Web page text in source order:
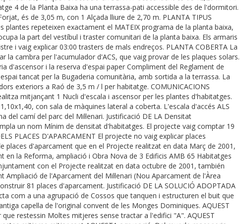
4 de la Planta Baixa ha una terrassa-pati accessible des de l'dormitori.
és de 3,05 m, con 1 Alçada lliure de 2,70 m. PLANTA TIPUS
plantes repeteixen exactament el MATEIX programa de la planta baixa,
la part del vestíbul i traster comunitari de la planta baixa. Els armaris
i vaig explicar 03:00 trasters de mals endreços. PLANTA COBERTA La
la cambra per l'acumulador d'ACS, que vaig provar de les plaques solars.
d'ascensor i la reserva d'espai paper Compliment del Reglament de
tancat per la Bugaderia comunitària, amb sortida a la terrassa. La
exteriors a Raó de 3,5 m / l per habitatge. COMUNICACIONS
mitjançant 1 Nucli d'escala i ascensor per les plantes d'habitatges.
con sala de màquines lateral a coberta. L'escala d'accés ALS
del camí del parc del Mil·lenari. Justificació DE LA Densitat
un nom Mínim de densitat d'habitatges. El projecte vaig comptar 19
PLACES D'APARCAMENT El projecte no vaig explicar places
places d'aparcament que en el Projecte realitzat en data Març de 2001,
en la Reforma, ampliació i Obra Nova de 3 Edificis AMB 65 Habitatges
con el Projecte realitzat en data octubre de 2001, también
Ampliació de l'Aparcament del Mil·lenari (Nou Aparcament de l'Àrea
81 places d'aparcament. Justificació DE LA SOLUCIÓ ADOPTADA
com a una agrupació de Cossos que tanquen i estructuren el buit que
capella de l'original convent de les Monges Dominiques. AQUEST
restessin Moltes mitjeres sense tractar a l'edifici "A". AQUEST